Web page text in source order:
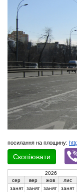
посилання на площину:
Скопіювати
2026
сер
вер жов лис
занят занят занят занят